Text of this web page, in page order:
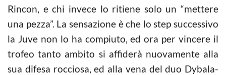
Rincon, e chi invece lo ritiene solo un “mettere
una pezza”. La sensazione è che lo step successivo
la Juve non lo ha compiuto, ed ora per vincere il
trofeo tanto ambito si affiderà nuovamente alla
sua difesa rocciosa, ed alla vena del duo Dybala-